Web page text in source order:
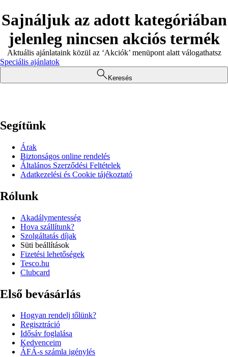
Sajnáljuk az adott kategóriában
jelenleg nincsen akciós termék
Aktuális ajánlataink közül az ‘Akciók’ menüpont alatt válogathatsz
Speciális ajánlatok
Keresés
Segítünk
Árak
Biztonságos online rendelés
Általános Szerződési Feltételek
Adatkezelési és Cookie tájékoztató
Rólunk
Akadálymentesség
Hova szállítunk?
Szolgáltatás díjak
Süti beállítások
Fizetési lehetőségek
Tesco.hu
Clubcard
Első bevásárlás
Hogyan rendelj tőlünk?
Regisztráció
Idősáv foglalása
Kedvenceim
ÁFÁ-s számla igénylés